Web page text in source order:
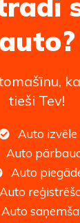
auto?
tieši Tev!
Auto izvēle
Auto
Auto
Auto
Auto